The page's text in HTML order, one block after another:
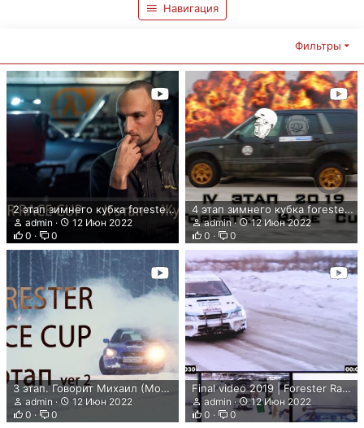
Навигация
Фильтры
2 этап зимнего кубка forester.club 2019 в Жуковском | Forester Race Cup
admin
12 Июн 2022
0
0
4 этап зимнего кубка forester.club 2019 Бородино | Forester Race Cup
admin
12 Июн 2022
0
0
3 этап. Говорит Михаил (Моделист) | Forester Race Cup
admin
12 Июн 2022
0
0
Final video 2019 | Forester Race Cup
admin
12 Июн 2022
0
0